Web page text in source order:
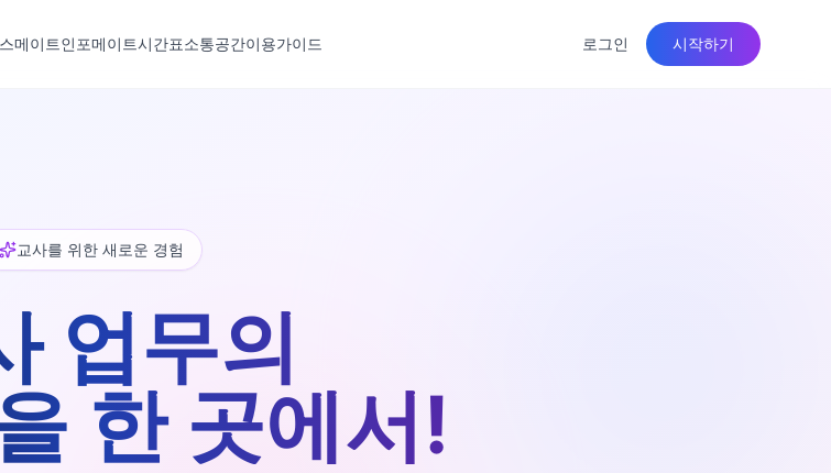
메이트인포메이트시간표소통공간이용가이드 로그인 시작하기
교사를 위한 새로운 경험
업무의
한 곳에서!